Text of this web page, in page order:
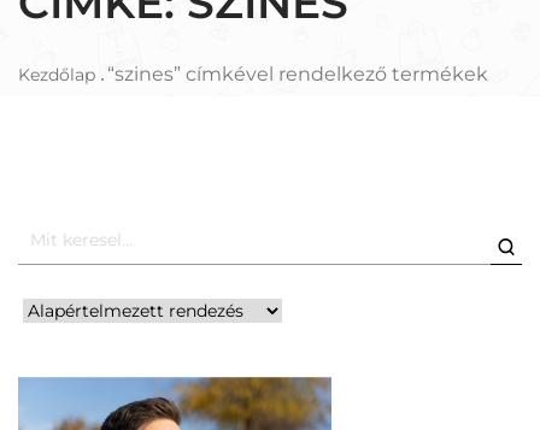
Kezdőlap “szines” címkével rendelkező termékek